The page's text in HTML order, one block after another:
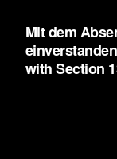
Mit dem
with Section